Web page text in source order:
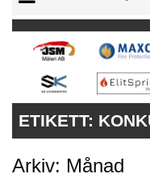
PRENUMERERA
VÅRA ANDRA
ANNONSERA
ETIKETT:
Arkiv: Månad